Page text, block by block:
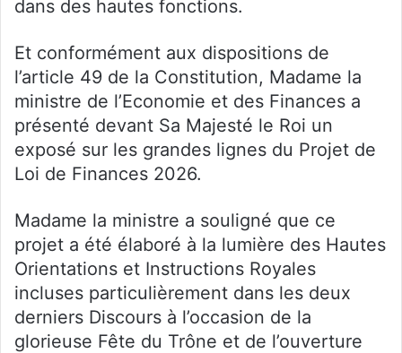
dans des hautes fonctions.
Et conformément aux dispositions de
l’article 49 de la Constitution, Madame la
ministre de l’Economie et des Finances a
présenté devant Sa Majesté le Roi un
exposé sur les grandes lignes du Projet de
Loi de Finances 2026.
Madame la ministre a souligné que ce
projet a été élaboré à la lumière des Hautes
Orientations et Instructions Royales
incluses particulièrement dans les deux
derniers Discours à l’occasion de la
glorieuse Fête du Trône et de l’ouverture